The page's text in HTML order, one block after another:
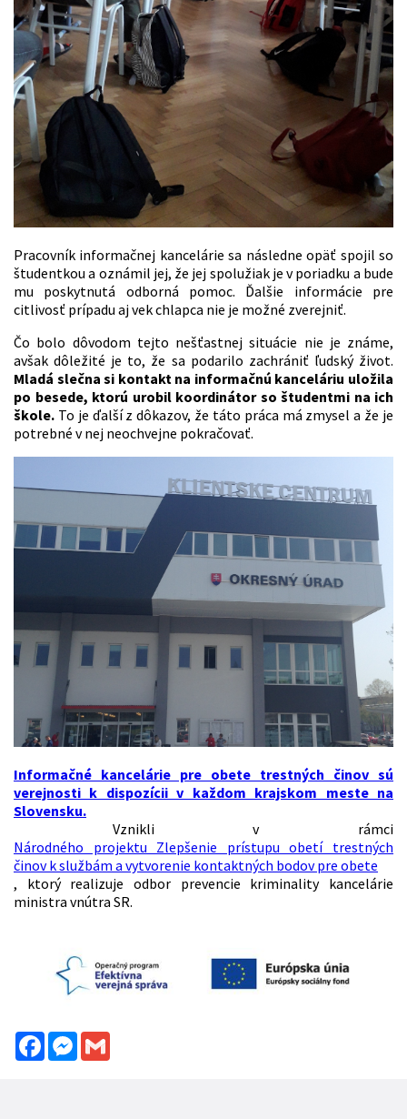
Pracovník informačnej kancelárie sa následne opäť spojil so
študentkou a oznámil jej, že jej spolužiak je v poriadku a bude
mu poskytnutá odborná pomoc. Ďalšie informácie pre
citlivosť prípadu aj vek chlapca nie je možné zverejniť.
Čo bolo dôvodom tejto nešťastnej situácie nie je známe,
avšak dôležité je to, že sa podarilo zachrániť ľudský život.
Mladá slečna si kontakt na informačnú kanceláriu uložila
po besede, ktorú urobil koordinátor so študentmi na ich
škole. To je ďalší z dôkazov, že táto práca má zmysel a že je
potrebné v nej neochvejne pokračovať.
Informačné kancelárie pre obete trestných činov sú
verejnosti k dispozícii v každom krajskom meste na
Slovensku.
Vznikli v rámci
Národného projektu Zlepšenie prístupu obetí trestných
činov k službám a vytvorenie kontaktných bodov pre obete
, ktorý realizuje odbor prevencie kriminality kancelárie
ministra vnútra SR.
FacebookMessenger